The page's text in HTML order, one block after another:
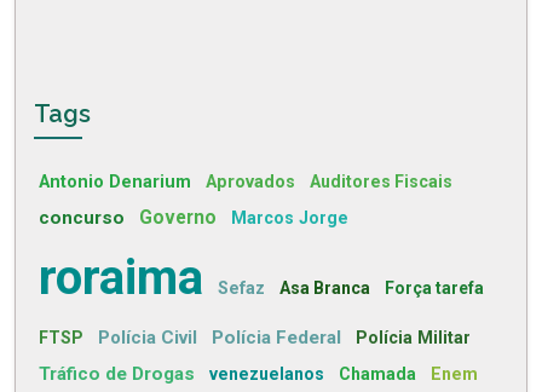
Tags
Antonio Denarium Aprovados Auditores Fiscais
concurso Governo Marcos Jorge
roraima Sefaz Asa Branca Força tarefa
FTSP Polícia Civil Polícia Federal Polícia Militar
Tráfico de Drogas venezuelanos Chamada Enem